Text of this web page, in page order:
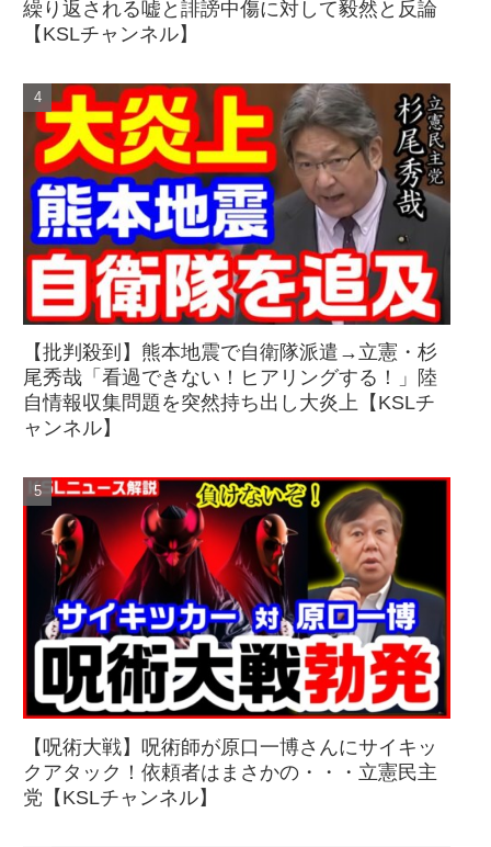
繰り返される嘘と誹謗中傷に対して毅然と反論
【KSLチャンネル】
【批判殺到】熊本地震で自衛隊派遣→立憲・杉
尾秀哉「看過できない！ヒアリングする！」陸
自情報収集問題を突然持ち出し大炎上【KSLチ
ャンネル】
【呪術大戦】呪術師が原口一博さんにサイキッ
クアタック！依頼者はまさかの・・・立憲民主
党【KSLチャンネル】